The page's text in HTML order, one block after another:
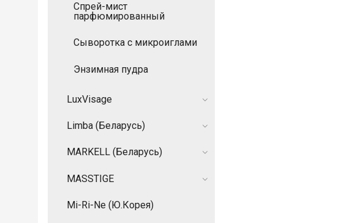
Спрей-мист
парфюмированный
Сыворотка с микроиглами
Энзимная пудра
LuxVisage
Limba (Беларусь)
MARKELL (Беларусь)
MASSTIGE
Mi-Ri-Ne (Ю.Корея)